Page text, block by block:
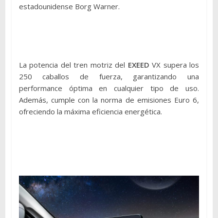
estadounidense Borg Warner.
La potencia del tren motriz del EXEED VX supera los
250 caballos de fuerza, garantizando una
performance óptima en cualquier tipo de uso.
Además, cumple con la norma de emisiones Euro 6,
ofreciendo la máxima eficiencia energética.